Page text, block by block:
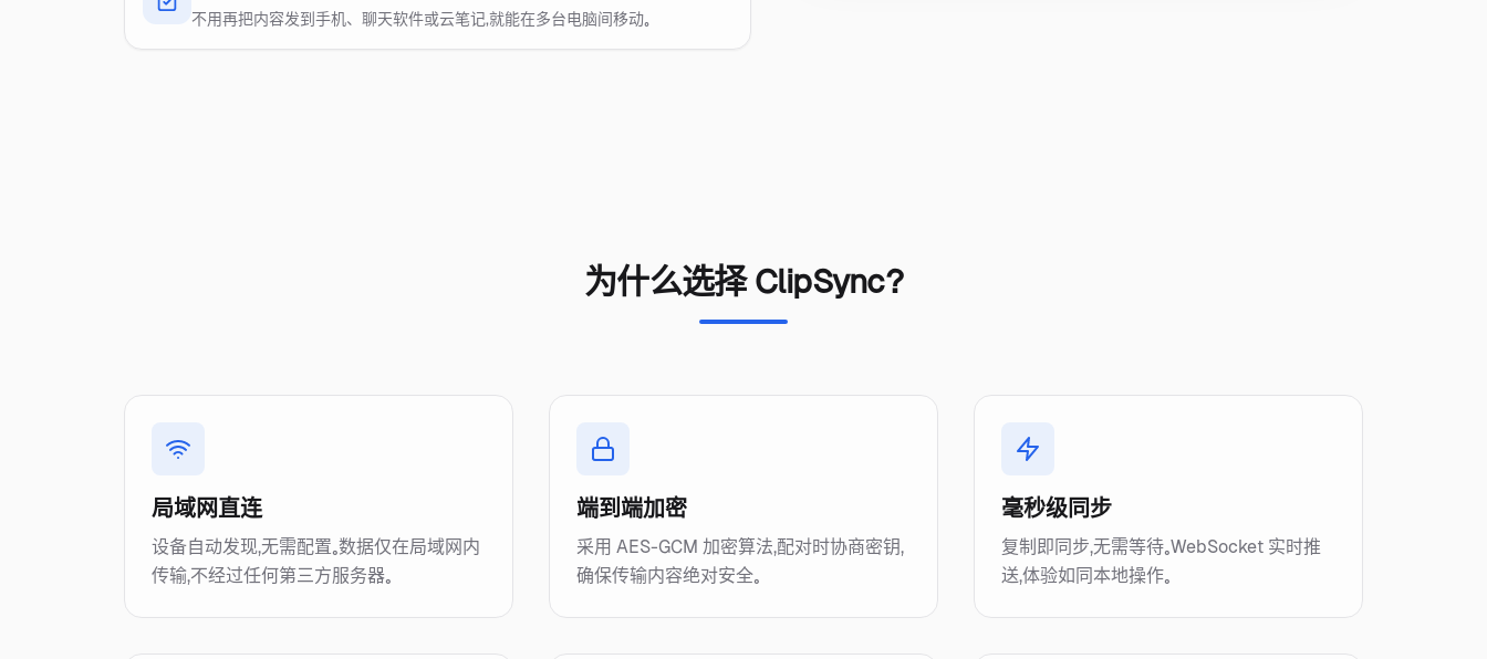
不用再把内容发到手机、聊天软件或云笔记，就能在多台电脑间移动。
为什么选择 ClipSync？
局域网直连
设备自动发现，无需配置。数据仅在局域网内
传输，不经过任何第三方服务器。
端到端加密
采用 AES-GCM 加密算法，配对时协商密钥，
确保传输内容绝对安全。
毫秒级同步
复制即同步，无需等待。WebSocket 实时推
送，体验如同本地操作。